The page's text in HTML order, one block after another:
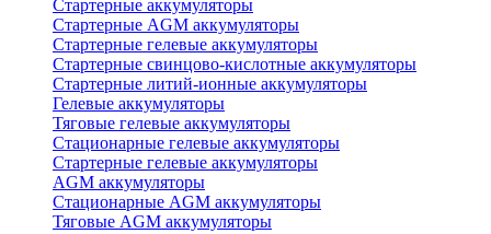
Стартерные аккумуляторы
Стартерные AGM аккумуляторы
Стартерные гелевые аккумуляторы
Стартерные свинцово-кислотные аккумуляторы
Стартерные литий-ионные аккумуляторы
Гелевые аккумуляторы
Тяговые гелевые аккумуляторы
Стационарные гелевые аккумуляторы
Стартерные гелевые аккумуляторы
AGM аккумуляторы
Стационарные AGM аккумуляторы
Тяговые AGM аккумуляторы